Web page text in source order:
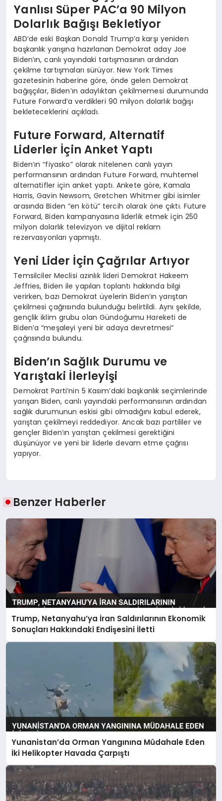
Yanlısı Süper PAC’a 90 Milyon
Dolarlık Bağışı Bekletiyor
ABD’de eski Başkan Donald Trump’a karşı yeniden
başkanlık yarışına hazırlanan Demokrat aday Joe
Biden’ın, canlı yayındaki tartışmasının ardından
çekilme tartışmaları sürüyor. New York Times
gazetesinin haberine göre, önde gelen Demokrat
bağışçılar, Biden’ın adaylıktan çekilmemesi durumunda
Future Forward’a verdikleri 90 milyon dolarlık bağışı
bekleteceklerini açıkladı.
Future Forward, Alternatif
Liderler İçin Anket Yaptı
Biden’ın “fiyasko” olarak nitelenen canlı yayın
performansının ardından Future Forward, muhtemel
alternatifler için anket yaptı. Ankete göre, Kamala
Harris, Gavin Newsom, Gretchen Whitmer gibi isimler
arasında Biden “en kötü” tercih olarak öne çıktı. Future
Forward, Biden kampanyasına liderlik etmek için 250
milyon dolarlık televizyon ve dijital reklam
rezervasyonları yapmıştı.
Yeni Lider İçin Çağrılar Artıyor
Temsilciler Meclisi azınlık lideri Demokrat Hakeem
Jeffries, Biden ile yapılan toplantı hakkında bilgi
verirken, bazı Demokrat üyelerin Biden’ın yarıştan
çekilmesi çağrısında bulunduğu belirtildi. Aynı şekilde,
gençlik iklim grubu olan Gündoğumu Hareketi de
Biden’a “meşaleyi yeni bir adaya devretmesi”
çağrısında bulundu.
Biden’ın Sağlık Durumu ve
Yarıştaki İlerleyişi
Demokrat Parti’nin 5 Kasım’daki başkanlık seçimlerinde
yarışan Biden, canlı yayındaki performansının ardından
sağlık durumunun eskisi gibi olmadığını kabul ederek,
yarıştan çekilmeyi reddediyor. Ancak bazı partililer ve
gençler Biden’ın yarıştan çekilmesi gerektiğini
düşünüyor ve yeni bir liderle devam etme çağrısı
yapıyor.
Benzer Haberler
Trump, Netanyahu’ya İran Saldırılarının Ekonomik
Sonuçları Hakkındaki Endişesini İletti
Yunanistan’da Orman Yangınına Müdahale Eden
İki Helikopter Havada Çarpıştı